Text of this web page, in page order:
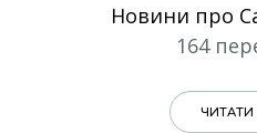
Новини про
164
ЧИТАТИ